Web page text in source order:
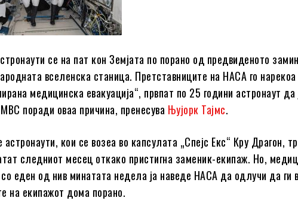
се на пат кон Земјата по порано од предвиденото
вселенска станица. Претставниците на НАСА го
медицинска евакуација“, првпат по 25 години астронаут да
поради оваа причина, пренесува Њујорк Тајмс.
астронаути, кои се возеа во капсулата „Спејс Екс“ Кру Драгон,
следниот месец откако пристигна заменик-екипаж. Но,
еден од нив минатата недела ја наведе НАСА да одлучи да ги
на екипажот дома порано.